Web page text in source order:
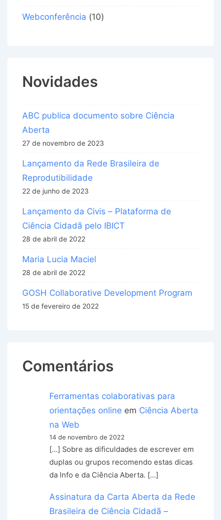
Webconferência (10)
Novidades
ABC publica documento sobre Ciência
Aberta
27 de novembro de 2023
Lançamento da Rede Brasileira de
Reprodutibilidade
22 de junho de 2023
Lançamento da Civis – Plataforma de
Ciência Cidadã pelo IBICT
28 de abril de 2022
Maria Lucia Maciel
28 de abril de 2022
GOSH Collaborative Development Program
15 de fevereiro de 2022
Comentários
Ferramentas colaborativas para
orientações online em Ciência Aberta
na Web
14 de novembro de 2022
[…] Sobre as dificuldades de escrever em
duplas ou grupos recomendo estas dicas
da Info e da Ciência Aberta. […]
Assinatura da Carta Aberta da Rede
Brasileira de Ciência Cidadã –